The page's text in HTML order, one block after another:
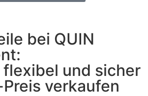
bei QUIN
und sicher
verkaufen